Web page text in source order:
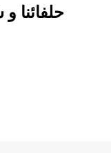
حلفائنا